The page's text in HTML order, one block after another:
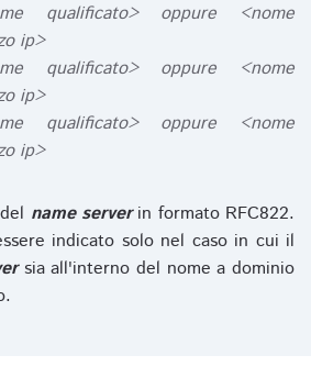
qualificato> oppure <nome
ip>
qualificato> oppure <nome
ip>
qualificato> oppure <nome
ip>
name serverin formato RFC822.
indicato solo nel caso in cui il
sia all'interno del nome a dominio